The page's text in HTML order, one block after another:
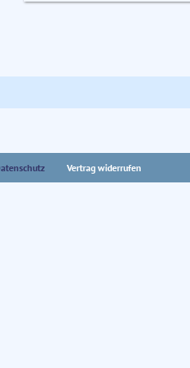
Vertrag widerrufen